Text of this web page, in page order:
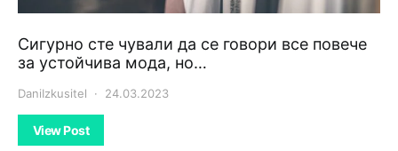
Сигурно сте чували да се говори все повече
за устойчива мода, но…
DaniIzkusitel 24.03.2023
View Post